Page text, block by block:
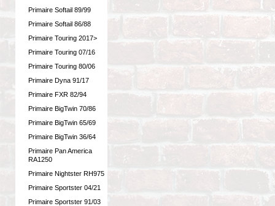
Primaire Softail 89/99
Primaire Softail 86/88
Primaire Touring 2017>
Primaire Touring 07/16
Primaire Touring 80/06
Primaire Dyna 91/17
Primaire FXR 82/94
Primaire BigTwin 70/86
Primaire BigTwin 65/69
Primaire BigTwin 36/64
Primaire Pan America
RA1250
Primaire Nightster RH975
Primaire Sportster 04/21
Primaire Sportster 91/03